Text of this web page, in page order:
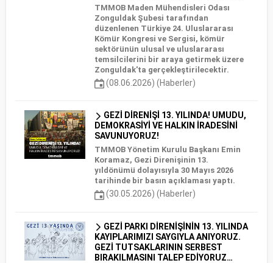
TMMOB Maden Mühendisleri Odası
Zonguldak Şubesi tarafından
düzenlenen Türkiye 24. Uluslararası
Kömür Kongresi ve Sergisi, kömür
sektörünün ulusal ve uluslararası
temsilcilerini bir araya getirmek üzere
Zonguldak'ta gerçekleştirilecektir.
(08.06.2026) (Haberler)
GEZİ DİRENİŞİ 13. YILINDA! UMUDU,
DEMOKRASİYİ VE HALKIN İRADESİNİ
SAVUNUYORUZ!
TMMOB Yönetim Kurulu Başkanı Emin
Koramaz, Gezi Direnişinin 13.
yıldönümü dolayısıyla 30 Mayıs 2026
tarihinde bir basın açıklaması yaptı.
(30.05.2026) (Haberler)
GEZİ PARKI DİRENİŞİNİN 13. YILINDA
KAYIPLARIMIZI SAYGIYLA ANIYORUZ.
GEZİ TUTSAKLARININ SERBEST
BIRAKILMASINI TALEP EDİYORUZ…